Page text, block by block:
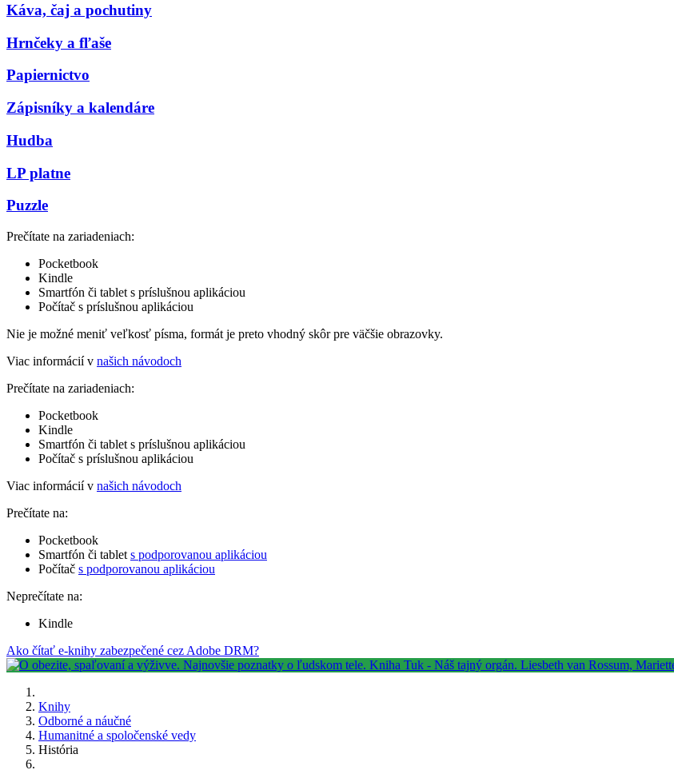
Káva, čaj a pochutiny
Hrnčeky a fľaše
Papiernictvo
Zápisníky a kalendáre
Hudba
LP platne
Puzzle
Prečítate na zariadeniach:
Pocketbook
Kindle
Smartfón či tablet s príslušnou aplikáciou
Počítač s príslušnou aplikáciou
Nie je možné meniť veľkosť písma, formát je preto vhodný skôr pre väčšie obrazovky.
Viac informácií v našich návodoch
Prečítate na zariadeniach:
Pocketbook
Kindle
Smartfón či tablet s príslušnou aplikáciou
Počítač s príslušnou aplikáciou
Viac informácií v našich návodoch
Prečítate na:
Pocketbook
Smartfón či tablet s podporovanou aplikáciou
Počítač s podporovanou aplikáciou
Neprečítate na:
Kindle
Ako čítať e-knihy zabezpečené cez Adobe DRM?
Knihy
Odborné a náučné
Humanitné a spoločenské vedy
História